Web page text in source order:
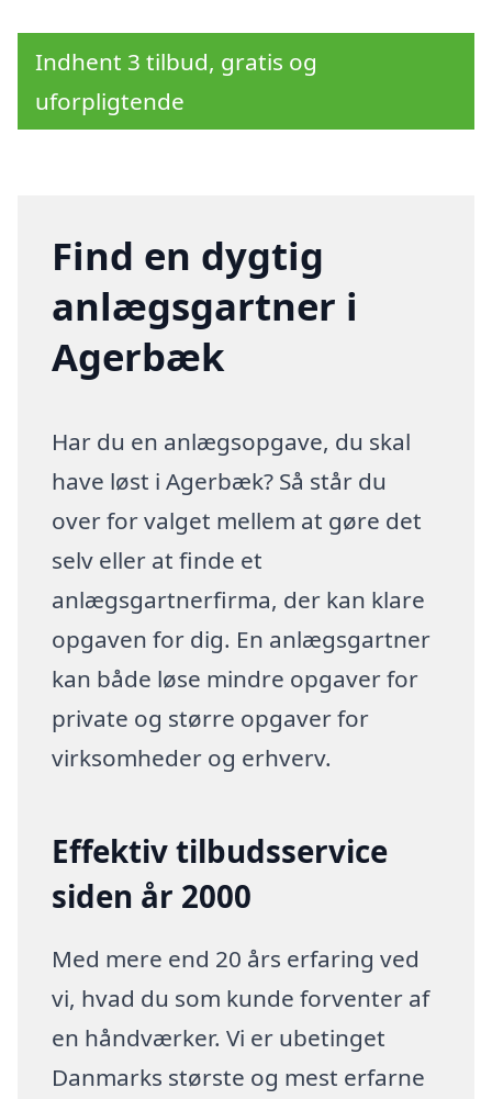
Indhent 3 tilbud, gratis og
uforpligtende
Find en dygtig
anlægsgartner i
Agerbæk
Har du en anlægsopgave, du skal
have løst i Agerbæk? Så står du
over for valget mellem at gøre det
selv eller at finde et
anlægsgartnerfirma, der kan klare
opgaven for dig. En anlægsgartner
kan både løse mindre opgaver for
private og større opgaver for
virksomheder og erhverv.
Effektiv tilbudsservice
siden år 2000
Med mere end 20 års erfaring ved
vi, hvad du som kunde forventer af
en håndværker. Vi er ubetinget
Danmarks største og mest erfarne